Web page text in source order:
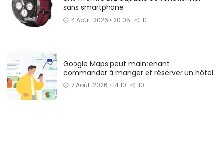
sans smartphone
4 Août. 2026 • 20:05 10
Google Maps peut maintenant
commander à manger et réserver un hôtel
7 Août. 2026 • 14:10 10